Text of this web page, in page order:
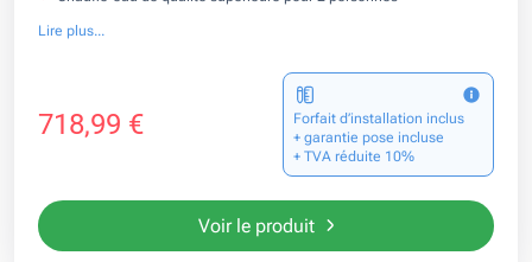
Lire plus...
718,99 €
Forfait d’installation inclus
+ garantie pose incluse
+ TVA réduite 10%
Voir le produit